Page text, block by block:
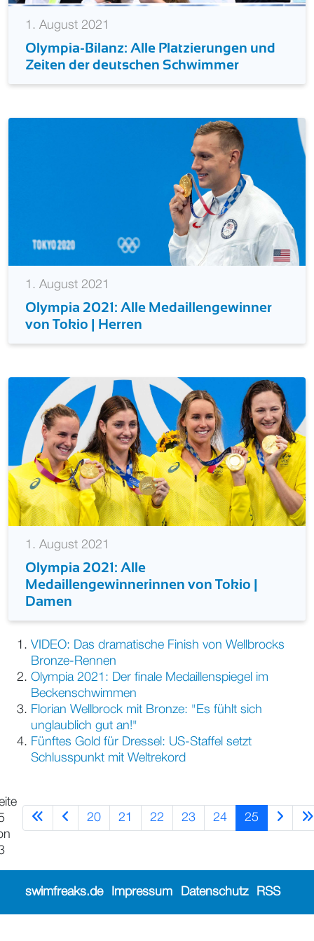
1. August 2021
Olympia-Bilanz: Alle Platzierungen und
Zeiten der deutschen Schwimmer
1. August 2021
Olympia 2021: Alle Medaillengewinner
von Tokio | Herren
1. August 2021
Olympia 2021: Alle
Medaillengewinnerinnen von Tokio |
Damen
VIDEO: Das dramatische Finish von Wellbrocks
Bronze-Rennen
Olympia 2021: Der finale Medaillenspiegel im
Beckenschwimmen
Florian Wellbrock mit Bronze: "Es fühlt sich
unglaublich gut an!"
Fünftes Gold für Dressel: US-Staffel setzt
Schlusspunkt mit Weltrekord
20 21 22 23 24 25
swimfreaks.de Impressum Datenschutz RSS